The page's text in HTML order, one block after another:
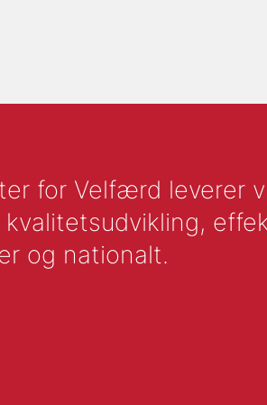
for Velfærd leverer
og nationalt.